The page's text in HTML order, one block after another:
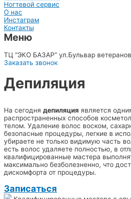
Ногтевой сервис
О нас
Инстаграм
Контакты
Меню
ТЦ “ЭКО БАЗАР” ул.Бульвар
Заказать звонок
Депиляция
На сегодня депиляция является
распространенных способов
телом. Удаление волос воском,
безопасные процедуры, легкие в
убираете не только видимую часть
есть волос удаляете полностью, в
квалифицированные мастера
максимально безболезненно, что
дискомфорта от процедуры.
Записаться